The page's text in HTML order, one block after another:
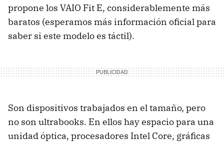
propone los VAIO Fit E, considerablemente más
baratos (esperamos más información oficial para
saber si este modelo es táctil).
Son dispositivos trabajados en el tamaño, pero
no son ultrabooks. En ellos hay espacio para una
unidad óptica, procesadores Intel Core, gráficas